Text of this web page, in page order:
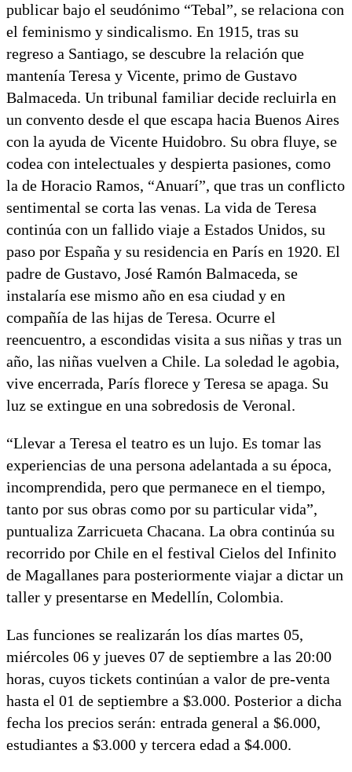
publicar bajo el seudónimo “Tebal”, se relaciona con
el feminismo y sindicalismo. En 1915, tras su
regreso a Santiago, se descubre la relación que
mantenía Teresa y Vicente, primo de Gustavo
Balmaceda. Un tribunal familiar decide recluirla en
un convento desde el que escapa hacia Buenos Aires
con la ayuda de Vicente Huidobro. Su obra fluye, se
codea con intelectuales y despierta pasiones, como
la de Horacio Ramos, “Anuarí”, que tras un conflicto
sentimental se corta las venas. La vida de Teresa
continúa con un fallido viaje a Estados Unidos, su
paso por España y su residencia en París en 1920. El
padre de Gustavo, José Ramón Balmaceda, se
instalaría ese mismo año en esa ciudad y en
compañía de las hijas de Teresa. Ocurre el
reencuentro, a escondidas visita a sus niñas y tras un
año, las niñas vuelven a Chile. La soledad le agobia,
vive encerrada, París florece y Teresa se apaga. Su
luz se extingue en una sobredosis de Veronal.
“Llevar a Teresa el teatro es un lujo. Es tomar las
experiencias de una persona adelantada a su época,
incomprendida, pero que permanece en el tiempo,
tanto por sus obras como por su particular vida”,
puntualiza Zarricueta Chacana. La obra continúa su
recorrido por Chile en el festival Cielos del Infinito
de Magallanes para posteriormente viajar a dictar un
taller y presentarse en Medellín, Colombia.
Las funciones se realizarán los días martes 05,
miércoles 06 y jueves 07 de septiembre a las 20:00
horas, cuyos tickets continúan a valor de pre-venta
hasta el 01 de septiembre a $3.000. Posterior a dicha
fecha los precios serán: entrada general a $6.000,
estudiantes a $3.000 y tercera edad a $4.000.